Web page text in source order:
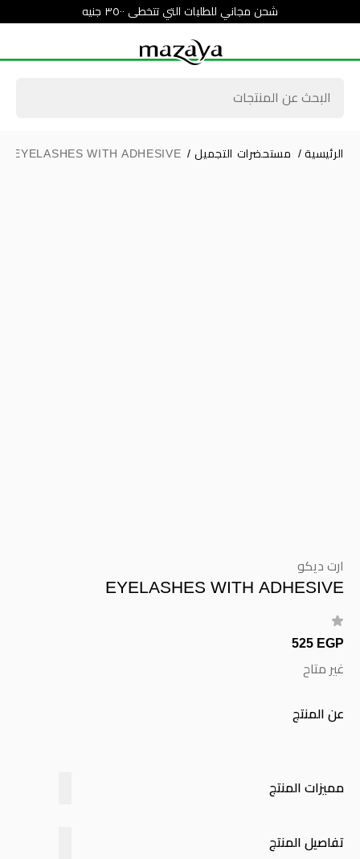
شحن مجاني للطلبات التي تتخطى ٣٥٠٠ جنيه
الرئيسية / مستحضرات التجميل /
EYELASHES WITH ADHESIVE
ارت ديكو
EYELASHES WITH ADHESIVE
525 EGP
غير متاح
عن المنتج
مميزات المنتج
تفاصيل المنتج